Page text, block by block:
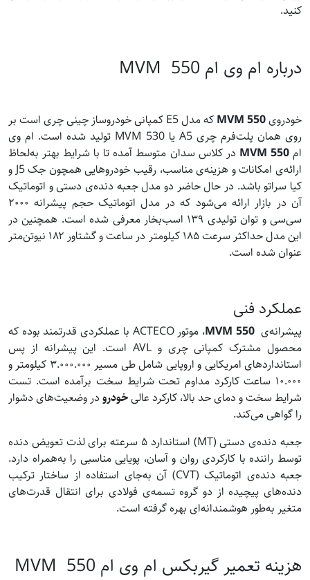
کنید.
درباره ام وی ام 550 MVM
خودرویMVM 550
که مدل E5 کمپانی خودروساز چینی چری است بر
روی همان پلت‌فرم چری A5 یا MVM 530 تولید شده است. ام وی
ام MVM 550 در کلاس سدان متوسط آمده تا با شرایط بهتر به‌لحاظ
ارائه‌ی امکانات و هزینه‌ی مناسب، رقیب خودروهایی همچون جک J5 و
کیا سراتو باشد. در حال حاضر دو مدل جعبه دنده‌ی دستی و اتوماتیک
آن در بازار ارائه می‌شود که در مدل اتوماتیک حجم پیشرانه ۲۰۰۰
سی‌سی و توان تولیدی ۱۳۹ اسب‌بخار معرفی شده است. همچنین در
این مدل حداکثر سرعت ۱۸۵ کیلومتر در ساعت و گشتاور ۱۸۲ نیوتن‌متر
عنوان شده است.
عملکرد فنی
پیشرانه‌یMVM 550
، موتور ACTECO با عملکردی قدرتمند بوده که
محصول مشترک کمپانی چری و AVL است. این پیشرانه از پس
استانداردهای امریکایی و اروپایی شامل طی مسیر ۳.۰۰۰.۰۰۰ کیلومتر و
۱۰.۰۰۰ ساعت کارکرد مداوم تحت شرایط سخت برآمده است. تست
شرایط سخت و دمای حد بالا، کارکرد عالیخودرودر وضعیت‌های دشوار
را گواهی می‌کند.
جعبه دنده‌ی دستی (MT) استاندارد ۵ سرعته برای لذت تعویض دنده
توسط راننده با کارکردی روان و آسان، پویایی مناسبی را به‌همراه دارد.
جعبه دنده‌ی اتوماتیک (CVT) آن به‌جای استفاده از ساختار ترکیب
دنده‌های پیچیده از دو گروه تسمه‌ی فولادی برای انتقال قدرت‌های
متغیر به‌طور هوشمندانه‌ای بهره گرفته است.
هزینه تعمیر گیربکس ام وی ام 550 MVM